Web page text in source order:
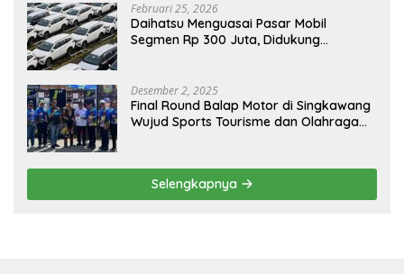
Februari 25, 2026
Daihatsu Menguasai Pasar Mobil
Segmen Rp 300 Juta, Didukung
Desember 2, 2025
Final Round Balap Motor di Singkawang
Wujud Sports Tourisme dan Olahraga
Selengkapnya